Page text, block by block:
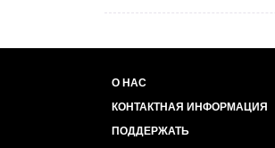
О НАС
КОНТАКТНАЯ ИНФОРМАЦИЯ
ПОДДЕРЖАТЬ